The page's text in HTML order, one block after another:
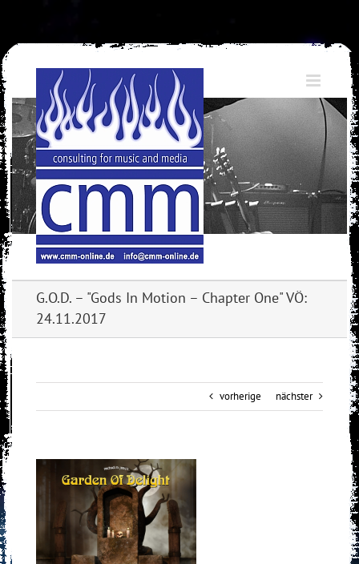
content
G.O.D. – "Gods In Motion – Chapter One" VÖ:
24.11.2017
vorherige nächster
View
Larger
Image